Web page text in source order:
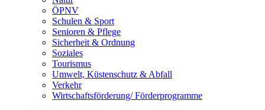
ÖPNV
Schulen & Sport
Senioren & Pflege
Sicherheit & Ordnung
Soziales
Tourismus
Umwelt, Küstenschutz & Abfall
Verkehr
Wirtschaftsförderung/ Förderprogramme